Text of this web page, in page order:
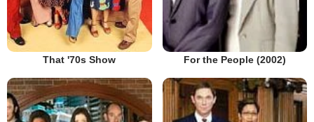
That '70s Show For the People (2002)